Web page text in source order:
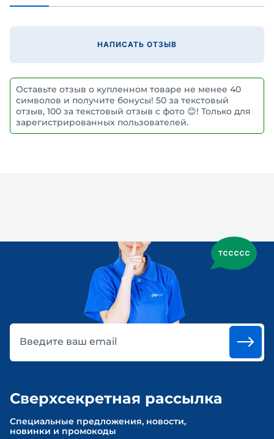
НАПИСАТЬ ОТЗЫВ
Оставьте отзыв о купленном товаре не менее 40
символов и получите бонусы! 50 за текстовый
отзыв, 100 за текстовый отзыв с фото 😊! Только для
зарегистрированных пользователей.
Введите ваш email
Сверхсекретная рассылка
Cпециальные предложения, новости,
новинки и промокоды